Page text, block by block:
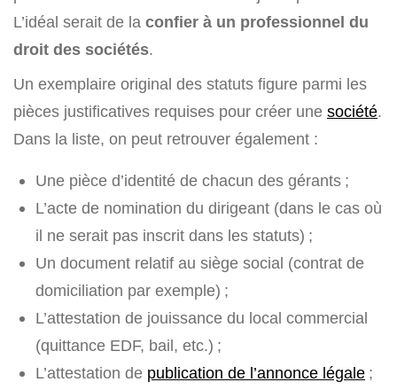
L’idéal serait de la confier à un professionnel du
droit des sociétés.
Un exemplaire original des statuts figure parmi les
pièces justificatives requises pour créer une société.
Dans la liste, on peut retrouver également :
Une pièce d’identité de chacun des gérants ;
L’acte de nomination du dirigeant (dans le cas où
il ne serait pas inscrit dans les statuts) ;
Un document relatif au siège social (contrat de
domiciliation par exemple) ;
L’attestation de jouissance du local commercial
(quittance EDF, bail, etc.) ;
L’attestation de publication de l’annonce légale ;